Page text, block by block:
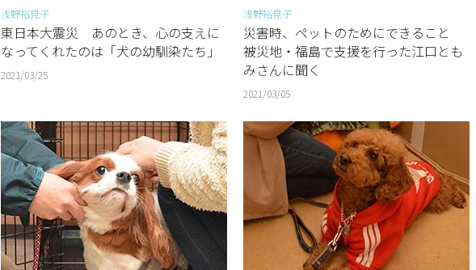
浅野裕見子
東日本大震災 あのとき、心の支えに
なってくれたのは「犬の幼馴染たち」
2021/03/25
浅野裕見子
災害時、ペットのためにできること
被災地・福島で支援を行った江口とも
みさんに聞く
2021/03/05